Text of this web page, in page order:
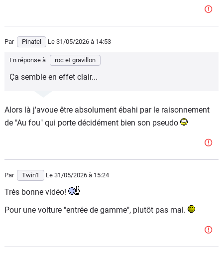
Par Pinatel Le 31/05/2026 à 14:53
En réponse à roc et gravillon
Ça semble en effet clair...
Alors là j'avoue être absolument ébahi par le raisonnement
de "Au fou" qui porte décidément bien son pseudo
Par Twin1 Le 31/05/2026 à 15:24
Très bonne vidéo!
Pour une voiture "entrée de gamme", plutôt pas mal.